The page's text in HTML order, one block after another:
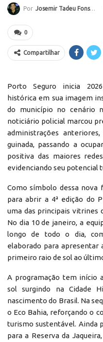
Por Josemir Tadeu Fonseca
0
Compartilhar
Porto Seguro inicia
histórica em sua imagem
do município no cenário
noticiário policial marcou
administrações
guinada, passando a
positiva das maiores
evidenciando seu potencial
Como símbolo dessa nova
para abrir a 4ª edição do
uma das principais vitrines
No dia 10 de janeiro, a
longo de todo o dia,
elaborado para apresentar
primeiro raio de sol ao
A programação tem início
sol surgindo na Cidade
nascimento do Brasil. Na
o Eco Bahia, reforçando o
turismo sustentável. Ainda
para a Reserva da